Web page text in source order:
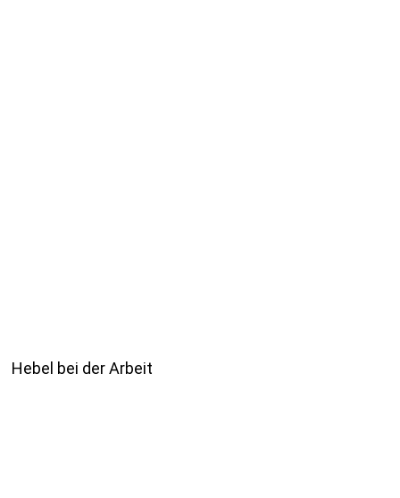
Hebel bei der Arbeit